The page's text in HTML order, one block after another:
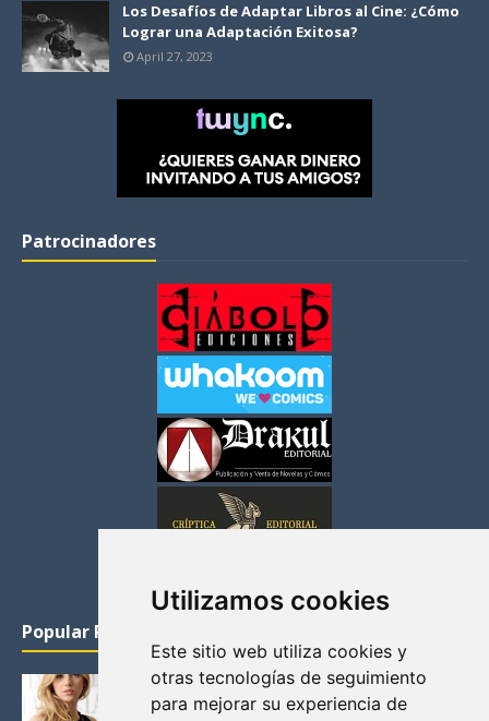
Utilizamos cookies
Este sitio web utiliza cookies y
otras tecnologías de seguimiento
para mejorar su experiencia de
Los Desafíos de Adaptar Libros al Cine: ¿Cómo
Lograr una Adaptación Exitosa?
April 27, 2023
Patrocinadores
Popular Posts
KATHERYN WINNICK: LA ACTRIZ MAS GUAPA DE
VIKINGOS